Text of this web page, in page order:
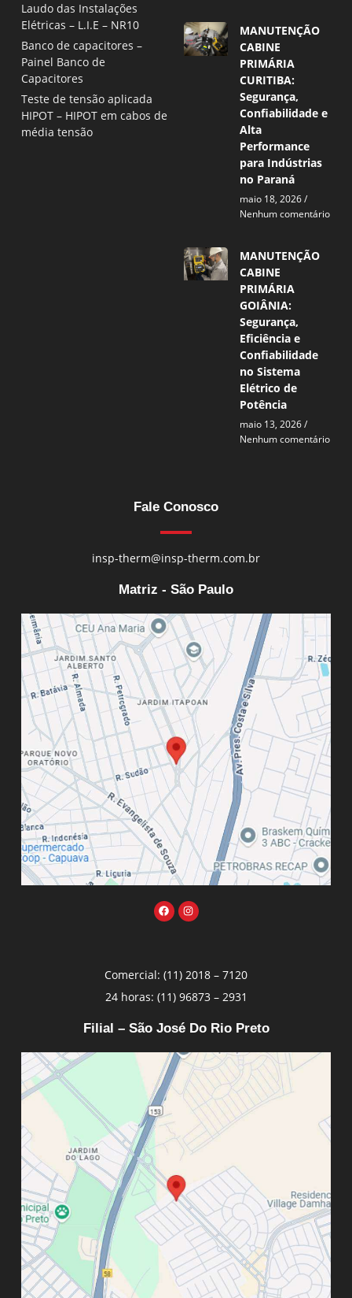
Laudo das Instalações
Elétricas – L.I.E – NR10
Banco de capacitores –
Painel Banco de
Capacitores
Teste de tensão aplicada
HIPOT – HIPOT em cabos de
média tensão
MANUTENÇÃO
CABINE
PRIMÁRIA
CURITIBA:
Segurança,
Confiabilidade e
Alta
Performance
para Indústrias
no Paraná
maio 18, 2026
Nenhum comentário
MANUTENÇÃO
CABINE
PRIMÁRIA
GOIÂNIA:
Segurança,
Eficiência e
Confiabilidade
no Sistema
Elétrico de
Potência
maio 13, 2026
Nenhum comentário
Fale Conosco
insp-therm@insp-therm.com.br
Matriz - São Paulo
Comercial: (11) 2018 – 7120
24 horas: (11) 96873 – 2931
Filial – São José Do Rio Preto